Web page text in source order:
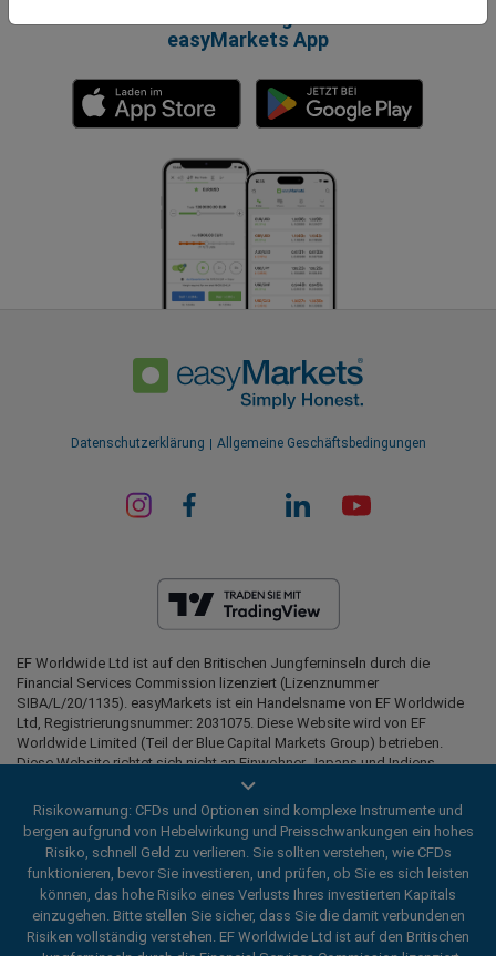
easyMarkets App
Datenschutzerklärung Allgemeine Geschäftsbedingungen
EF Worldwide Ltd ist auf den Britischen Jungferninseln durch die
Financial Services Commission lizenziert (Lizenznummer
SIBA/L/20/1135). easyMarkets ist ein Handelsname von EF Worldwide
Ltd, Registrierungsnummer: 2031075. Diese Website wird von EF
Worldwide Limited (Teil der Blue Capital Markets Group) betrieben.
Diese Website richtet sich nicht an Einwohner Japans und Indiens.
EF Worldwide Ltd bietet Einwohnern
bestimmter Regionen keine Dienstleistungen an, darunter die Vereinigten
Staaten von Amerika, Israel, British Columbia, Manitoba, Quebec,
Ontario, Afghanistan, Belarus, Kuba, Iran, Libyen, Myanmar, Nicaragua,
Nordkorea, Panama, die Russische Föderation, die Seychellen und
Venezuela.
easyMarkets ist eine eingetragene Marke. Copyright © 2001 - 2026. Alle
Rechte vorbehalten.
Risikowarnung: CFDs und Optionen sind komplexe Instrumente und
bergen aufgrund von Hebelwirkung und Preisschwankungen ein hohes
Risiko, schnell Geld zu verlieren. Sie sollten verstehen, wie CFDs
funktionieren, bevor Sie investieren, und prüfen, ob Sie es sich leisten
können, das hohe Risiko eines Verlusts Ihres investierten Kapitals
einzugehen. Bitte stellen Sie sicher, dass Sie die damit verbundenen
Risiken vollständig verstehen. EF Worldwide Ltd ist auf den Britischen